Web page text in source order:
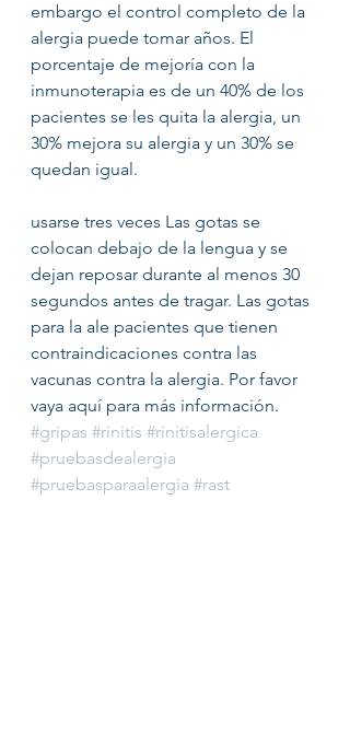
embargo el control completo de la
alergia puede tomar años. El
porcentaje de mejoría con la
inmunoterapia es de un 40% de los
pacientes se les quita la alergia, un
30% mejora su alergia y un 30% se
quedan igual.
usarse tres veces Las gotas se
colocan debajo de la lengua y se
dejan reposar durante al menos 30
segundos antes de tragar. Las gotas
para la ale pacientes que tienen
contraindicaciones contra las
vacunas contra la alergia. Por favor
vaya aquí para más información.
#gripas #rinitis #rinitisalergica
#pruebasdealergia
#pruebasparaalergia #rast